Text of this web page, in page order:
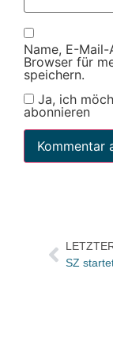
Name, E-
Browser für
speichern.
Ja, ich
abonnieren